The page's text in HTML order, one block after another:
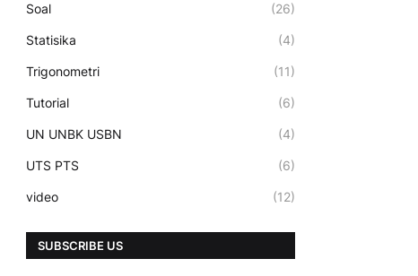
Soal (26)
Statisika (4)
Trigonometri (11)
Tutorial (6)
UN UNBK USBN (4)
UTS PTS (6)
video (12)
SUBSCRIBE US